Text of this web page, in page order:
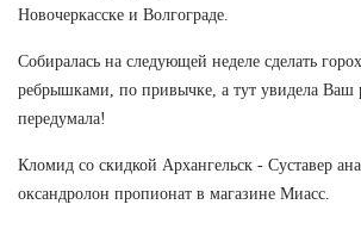
Новочеркасске и Волгограде.
Собиралась на следующей неделе сделать
ребрышками, по привычке, а тут увидела Ваш
передумала!
Кломид со скидкой Архангельск - Суставер
оксандролон пропионат в магазине Миасс.